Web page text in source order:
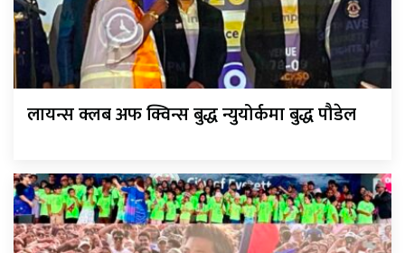
लायन्स क्लब अफ क्विन्स बुद्ध न्युयोर्कमा बुद्ध पौडेल